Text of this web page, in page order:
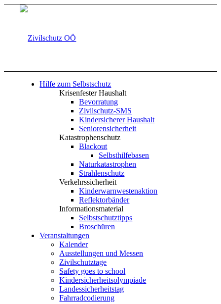
Hilfe zum Selbstschutz
Krisenfester Haushalt
Bevorratung
Zivilschutz-SMS
Kindersicherer Haushalt
Seniorensicherheit
Katastrophenschutz
Blackout
Selbsthilfebasen
Naturkatastrophen
Strahlenschutz
Verkehrssicherheit
Kinderwarnwestenaktion
Reflektorbänder
Informationsmaterial
Selbstschutztipps
Broschüren
Veranstaltungen
Kalender
Ausstellungen und Messen
Zivilschutztage
Safety goes to school
Kindersicherheitsolympiade
Landessicherheitstag
Fahrradcodierung